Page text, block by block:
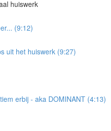
huiswerk
(9:12)
uit het huiswerk (9:27)
erbij - aka DOMINANT (4:13)